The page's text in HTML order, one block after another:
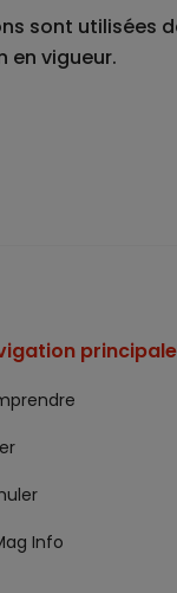
sont utilisées
en vigueur.
principale
Info